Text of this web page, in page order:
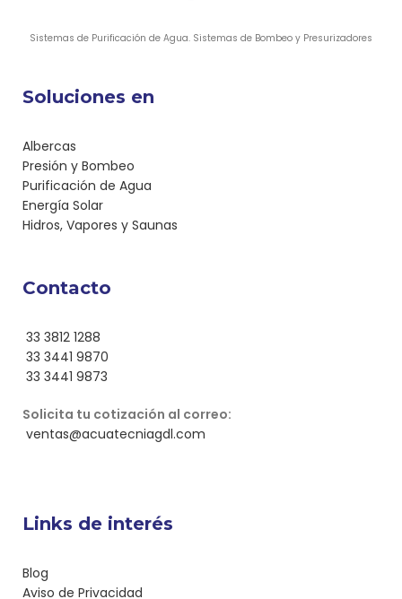
Sistemas de Purificación de Agua. Sistemas de Bombeo y Presurizadores
Soluciones en
Albercas
Presión y Bombeo
Purificación de Agua
Energía Solar
Hidros, Vapores y Saunas
Contacto
33 3812 1288
33 3441 9870
33 3441 9873
Solicita tu cotización al correo:
ventas@acuatecniagdl.com
Links de interés
Blog
Aviso de Privacidad